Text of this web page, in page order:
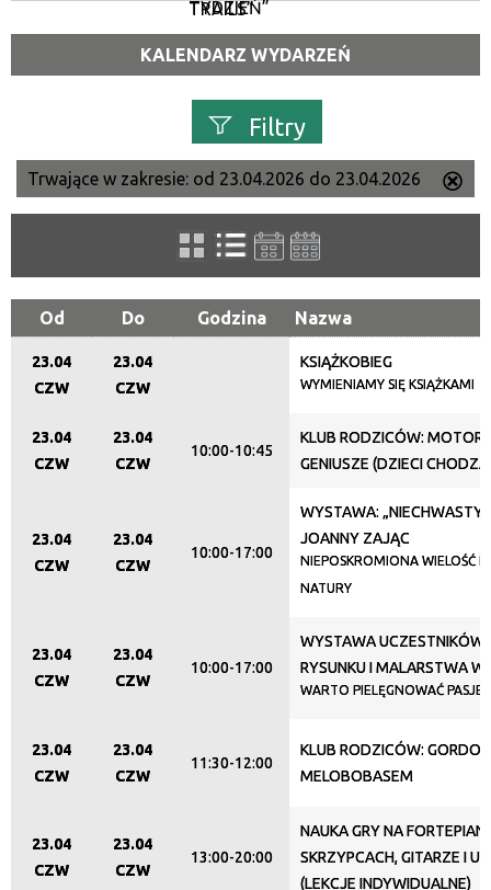
TYDZIEŃ”
TRAILS”
KALENDARZ WYDARZEŃ
Filtry
Szukana fraza
Kategoria
Trwające w zakresie
Miejsce
Organizator
Trwające w zakresie: od 23.04.2026 do 23.04.2026
ten
Od Do Godzina Nazwa
23.04
CZW
23.04
CZW
KSIĄŻKOBIEG
WYMIENIAMY SIĘ KSIĄŻKAMI
23.04
CZW
23.04
CZW
10:00-10:45
KLUB RODZICÓW:
GENIUSZE (DZIECI
23.04
CZW
23.04
CZW
10:00-17:00
WYSTAWA: „NIECHWASTY
JOANNY ZAJĄC
NIEPOSKROMIONA WIELOŚĆ
NATURY
23.04
CZW
23.04
CZW
10:00-17:00
WYSTAWA UCZESTNIKÓW
RYSUNKU I MALARSTWA W
WARTO PIELĘGNOWAĆ PASJE
23.04
CZW
23.04
CZW
11:30-12:00
KLUB RODZICÓW:
MELOBOBASEM
23.04
CZW
23.04
CZW
13:00-20:00
NAUKA GRY NA
SKRZYPCACH, GITARZE I
(LEKCJE INDYWIDUALNE)